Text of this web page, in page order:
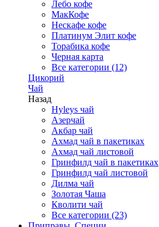
Лебо кофе
МакКофе
Нескафе кофе
Платинум Элит кофе
Торабика кофе
Черная карта
Все категории (12)
Цикорий
Чай
Назад
Hyleys чай
Азерчай
Акбар чай
Ахмад чай в пакетиках
Ахмад чай листовой
Гринфилд чай в пакетиках
Гринфилд чай листовой
Дилма чай
Золотая Чаша
Кволити чай
Все категории (23)